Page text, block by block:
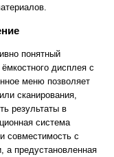
понятный
дисплея с
меню позволяет
сканирования,
результаты в
система
совместимость с
а предустановленная